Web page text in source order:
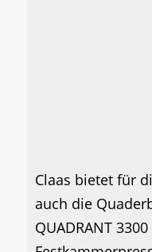
Claas bietet für
auch die
QUADRANT